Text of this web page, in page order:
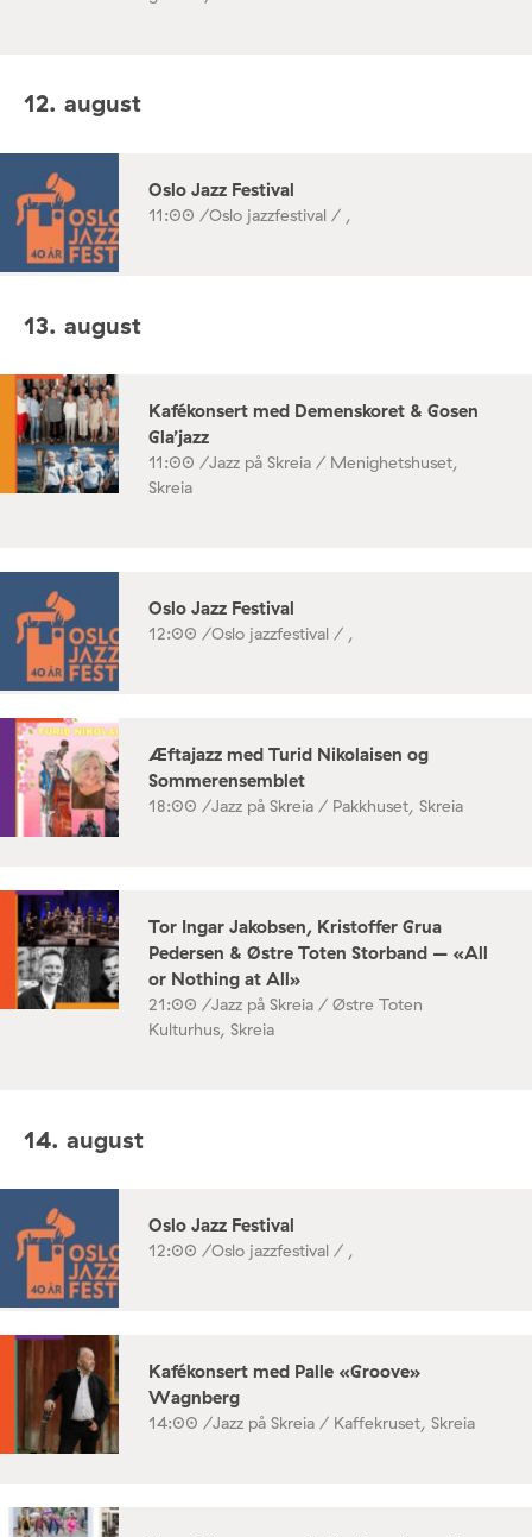
12. august
Oslo Jazz Festival
11:00 /Oslo jazzfestival / ,
13. august
Kafékonsert med Demenskoret & Gosen
Gla’jazz
11:00 /Jazz på Skreia / Menighetshuset,
Skreia
Oslo Jazz Festival
12:00 /Oslo jazzfestival / ,
Æftajazz med Turid Nikolaisen og
Sommerensemblet
18:00 /Jazz på Skreia / Pakkhuset, Skreia
Tor Ingar Jakobsen, Kristoffer Grua
Pedersen & Østre Toten Storband – «All
or Nothing at All»
21:00 /Jazz på Skreia / Østre Toten
Kulturhus, Skreia
14. august
Oslo Jazz Festival
12:00 /Oslo jazzfestival / ,
Kafékonsert med Palle «Groove»
Wagnberg
14:00 /Jazz på Skreia / Kaffekruset, Skreia